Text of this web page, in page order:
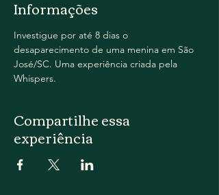
Informações
Investigue por até 8 dias o
desaparecimento de uma menina em São
José/SC. Uma experiência criada pela
Whispers.
Compartilhe essa
experiência